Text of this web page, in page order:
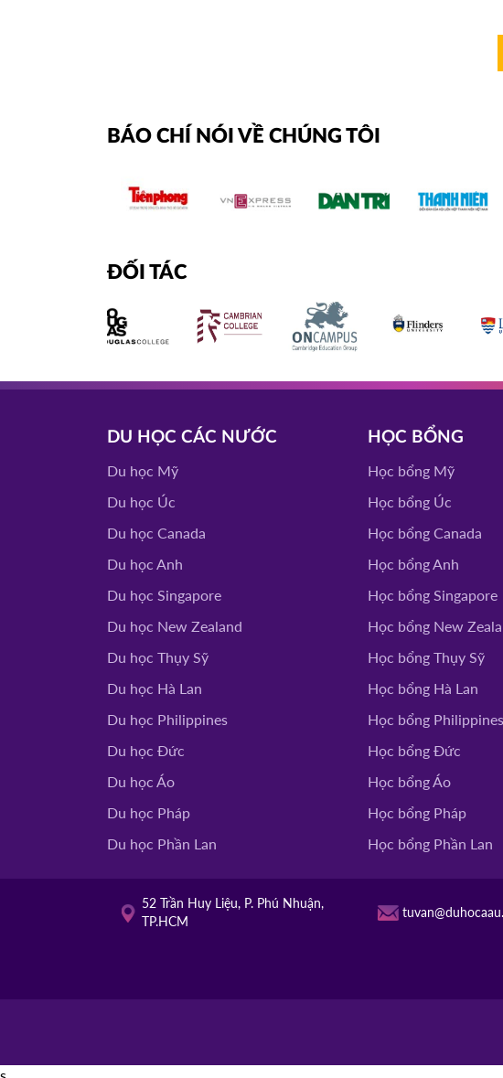
BÁO CHÍ NÓI VỀ CHÚNG TÔI
ĐỐI TÁC
DU HỌC CÁC NƯỚC
Du học Mỹ
Du học Úc
Du học Canada
Du học Anh
Du học Singapore
Du học New Zealand
Du học Thụy Sỹ
Du học Hà Lan
Du học Philippines
Du học Đức
Du học Áo
Du học Pháp
Du học Phần Lan
HỌC BỔNG
Học bổng Mỹ
Học bổng Úc
Học bổng Canada
Học bổng Anh
Học bổng Singapore
Học bổng New
Học bổng Thụy Sỹ
Học bổng Hà Lan
Học bổng Philippines
Học bổng Đức
Học bổng Áo
Học bổng Pháp
Học bổng Phần Lan
52 Trần Huy Liệu, P. Phú Nhuận,
TP.HCM
s